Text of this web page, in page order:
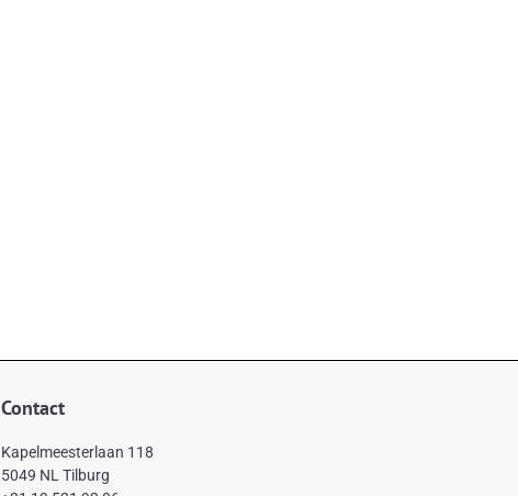
Contact
Kapelmeesterlaan 118
5049 NL Tilburg